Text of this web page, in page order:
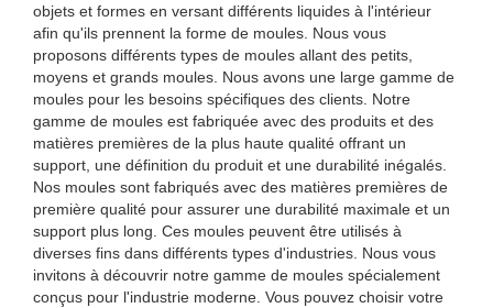
objets et formes en versant différents liquides à l'intérieur
afin qu'ils prennent la forme de moules. Nous vous
proposons différents types de moules allant des petits,
moyens et grands moules. Nous avons une large gamme de
moules pour les besoins spécifiques des clients. Notre
gamme de moules est fabriquée avec des produits et des
matières premières de la plus haute qualité offrant un
support, une définition du produit et une durabilité inégalés.
Nos moules sont fabriqués avec des matières premières de
première qualité pour assurer une durabilité maximale et un
support plus long. Ces moules peuvent être utilisés à
diverses fins dans différents types d'industries. Nous vous
invitons à découvrir notre gamme de moules spécialement
conçus pour l'industrie moderne. Vous pouvez choisir votre